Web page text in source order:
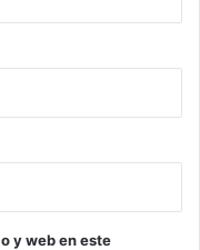
y web en este